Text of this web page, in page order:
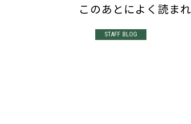
このあとによく読ま
STAFF BLOG